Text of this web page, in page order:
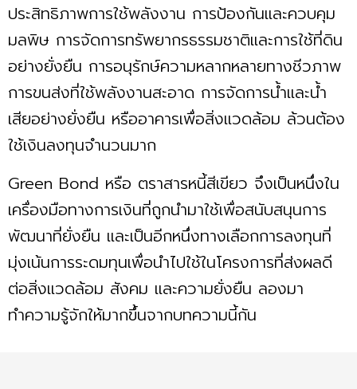
ประสิทธิภาพการใช้พลังงาน การป้องกันและควบคุม
มลพิษ การจัดการทรัพยากรธรรมชาติและการใช้ที่ดิน
อย่างยั่งยืน การอนุรักษ์ความหลากหลายทางชีวภาพ
การขนส่งที่ใช้พลังงานสะอาด การจัดการน้ำและน้ำ
เสียอย่างยั่งยืน หรืออาคารเพื่อสิ่งแวดล้อม ล้วนต้อง
ใช้เงินลงทุนจำนวนมาก
Green Bond หรือ ตราสารหนี้สีเขียว จึงเป็นหนึ่งใน
เครื่องมือทางการเงินที่ถูกนำมาใช้เพื่อสนับสนุนการ
พัฒนาที่ยั่งยืน และเป็นอีกหนึ่งทางเลือกการลงทุนที่
มุ่งเน้นการระดมทุนเพื่อนำไปใช้ในโครงการที่ส่งผลดี
ต่อสิ่งแวดล้อม สังคม และความยั่งยืน ลองมา
ทำความรู้จักให้มากขึ้นจากบทความนี้กัน